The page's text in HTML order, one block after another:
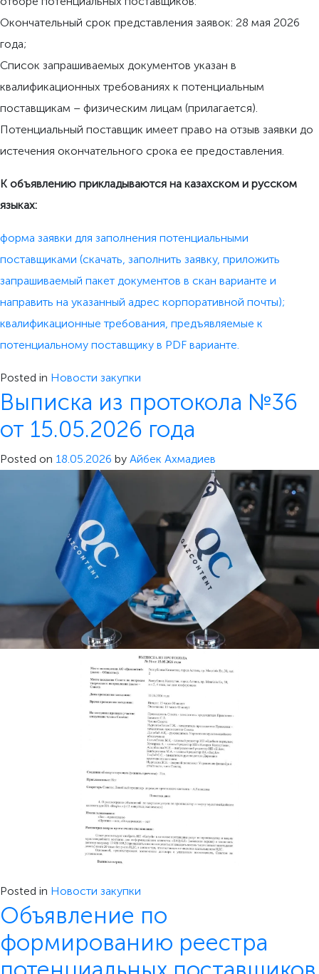
Окончательный срок представления заявок: 28 мая 2026
года;
Список запрашиваемых документов указан в
квалификационных требованиях к потенциальным
поставщикам – физическим лицам (прилагается).
Потенциальный поставщик имеет право на отзыв заявки до
истечения окончательного срока ее предоставления.
К объявлению прикладываются на казахском и русском
языках:
форма заявки для заполнения потенциальными
поставщиками (скачать, заполнить заявку, приложить
запрашиваемый пакет документов в скан варианте и
направить на указанный адрес корпоративной почты);
квалификационные требования, предъявляемые к
потенциальному поставщику в PDF варианте.
Posted in Новости закупки
Выписка из протокола №36
от 15.05.2026 года
Posted on 18.05.2026 by Айбек Ахмадиев
Posted in Новости закупки
Объявление по
формированию реестра